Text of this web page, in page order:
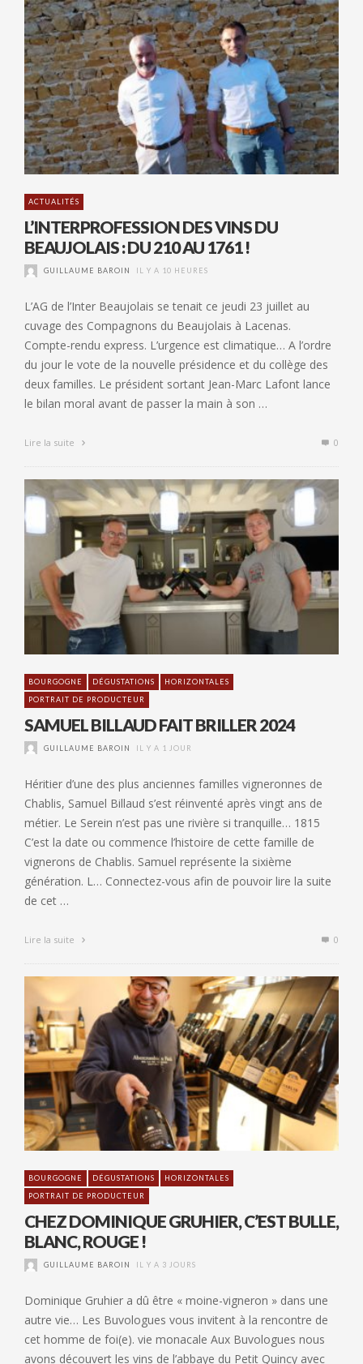
ACTUALITÉS
L’INTERPROFESSION DES VINS DU
BEAUJOLAIS : DU 210 AU 1761 !
GUILLAUME BAROIN IL Y A 10 HEURES
L’AG de l’Inter Beaujolais se tenait ce jeudi 23 juillet au
cuvage des Compagnons du Beaujolais à Lacenas.
Compte-rendu express. L’urgence est climatique… A l’ordre
du jour le vote de la nouvelle présidence et du collège des
deux familles. Le président sortant Jean-Marc Lafont lance
le bilan moral avant de passer la main à son …
Lire la suite 0
BOURGOGNE DÉGUSTATIONS
HORIZONTALES
PORTRAIT DE PRODUCTEUR
SAMUEL BILLAUD FAIT BRILLER 2024
GUILLAUME BAROIN IL Y A 1 JOUR
Héritier d’une des plus anciennes familles vigneronnes de
Chablis, Samuel Billaud s’est réinventé après vingt ans de
métier. Le Serein n’est pas une rivière si tranquille… 1815
C’est la date ou commence l’histoire de cette famille de
vignerons de Chablis. Samuel représente la sixième
génération. L… Connectez-vous afin de pouvoir lire la suite
de cet …
Lire la suite 0
BOURGOGNE DÉGUSTATIONS
HORIZONTALES
PORTRAIT DE PRODUCTEUR
CHEZ DOMINIQUE GRUHIER, C’EST BULLE,
BLANC, ROUGE !
GUILLAUME BAROIN IL Y A 3 JOURS
Dominique Gruhier a dû être « moine-vigneron » dans une
autre vie… Les Buvologues vous invitent à la rencontre de
cet homme de foi(e). vie monacale Aux Buvologues nous
avons découvert les vins de l’abbaye du Petit Quincy avec